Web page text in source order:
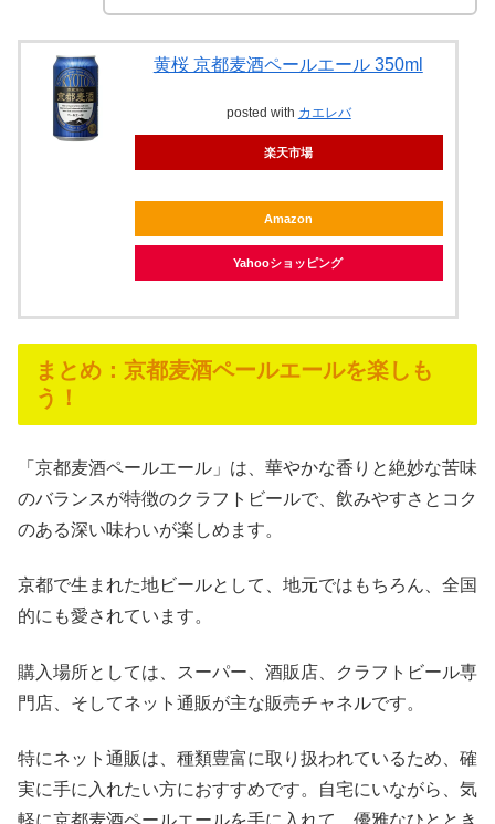
黄桜 京都麦酒ペールエール 350ml
posted with カエレバ
楽天市場
Amazon
Yahooショッピング
まとめ：京都麦酒ペールエールを楽しも
う！
「京都麦酒ペールエール」は、華やかな香りと絶妙な苦味
のバランスが特徴のクラフトビールで、飲みやすさとコク
のある深い味わいが楽しめます。
京都で生まれた地ビールとして、地元ではもちろん、全国
的にも愛されています。
購入場所としては、スーパー、酒販店、クラフトビール専
門店、そしてネット通販が主な販売チャネルです。
特にネット通販は、種類豊富に取り扱われているため、確
実に手に入れたい方におすすめです。自宅にいながら、気